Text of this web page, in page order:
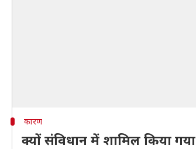
कारण
क्यों संविधान में शामिल किया